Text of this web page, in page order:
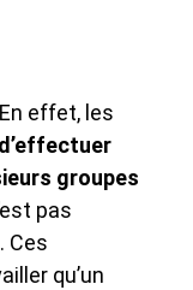
effet, les
groupes
pas
Ces
qu’un